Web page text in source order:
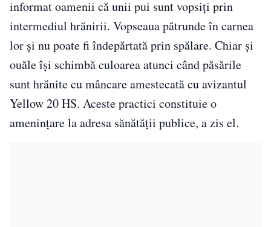
informat oamenii că unii pui sunt vopsiți prin
intermediul hrănirii. Vopseaua pătrunde în carnea
lor și nu poate fi îndepărtată prin spălare. Chiar și
ouăle își schimbă culoarea atunci când păsările
sunt hrănite cu mâncare amestecată cu avizantul
Yellow 20 HS. Aceste practici constituie o
amenințare la adresa sănătății publice, a zis el.